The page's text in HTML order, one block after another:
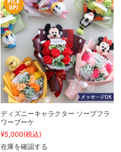
ディズニーキャラクター ソープフラ
ワーブーケ
¥5,000(税込)
在庫を確認する